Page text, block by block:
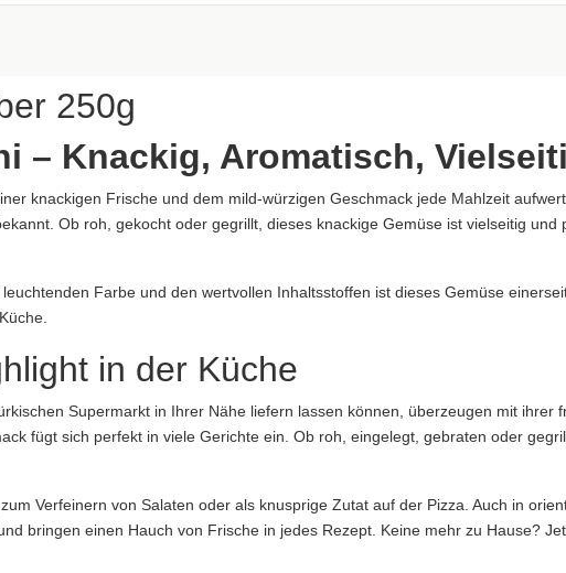
abweichen.
250g
– Knackig, Aromatisch,
knackigen Frische und dem mild-würzigen Geschmack jede Mahlzeit
Ob roh, gekocht oder gegrillt, dieses knackige Gemüse ist vielseitig und
Farbe und den wertvollen Inhaltsstoffen ist dieses Gemüse
in der Küche
Supermarkt in Ihrer Nähe liefern lassen können, überzeugen mit ihrer
fügt sich perfekt in viele Gerichte ein. Ob roh, eingelegt, gebraten oder
Verfeinern von Salaten oder als knusprige Zutat auf der Pizza. Auch in
bringen einen Hauch von Frische in jedes Rezept. Keine mehr zu Hause?